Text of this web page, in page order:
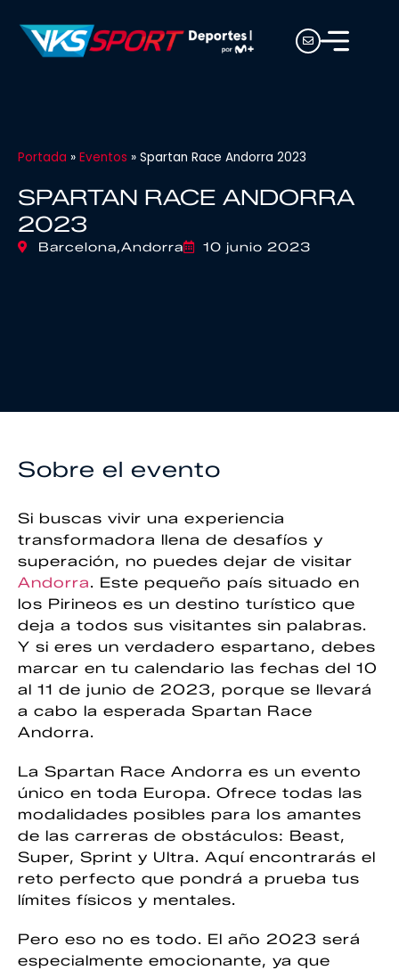
Portada » Eventos » Spartan Race Andorra 2023
SPARTAN RACE ANDORRA
2023
Barcelona,Andorra 10 junio 2023
Sobre el evento
Si buscas vivir una experiencia
transformadora llena de desafíos y
superación, no puedes dejar de visitar
Andorra. Este pequeño país situado en
los Pirineos es un destino turístico que
deja a todos sus visitantes sin palabras.
Y si eres un verdadero espartano, debes
marcar en tu calendario las fechas del 10
al 11 de junio de 2023, porque se llevará
a cabo la esperada Spartan Race
Andorra.
La Spartan Race Andorra es un evento
único en toda Europa. Ofrece todas las
modalidades posibles para los amantes
de las carreras de obstáculos: Beast,
Super, Sprint y Ultra. Aquí encontrarás el
reto perfecto que pondrá a prueba tus
límites físicos y mentales.
Pero eso no es todo. El año 2023 será
especialmente emocionante, ya que